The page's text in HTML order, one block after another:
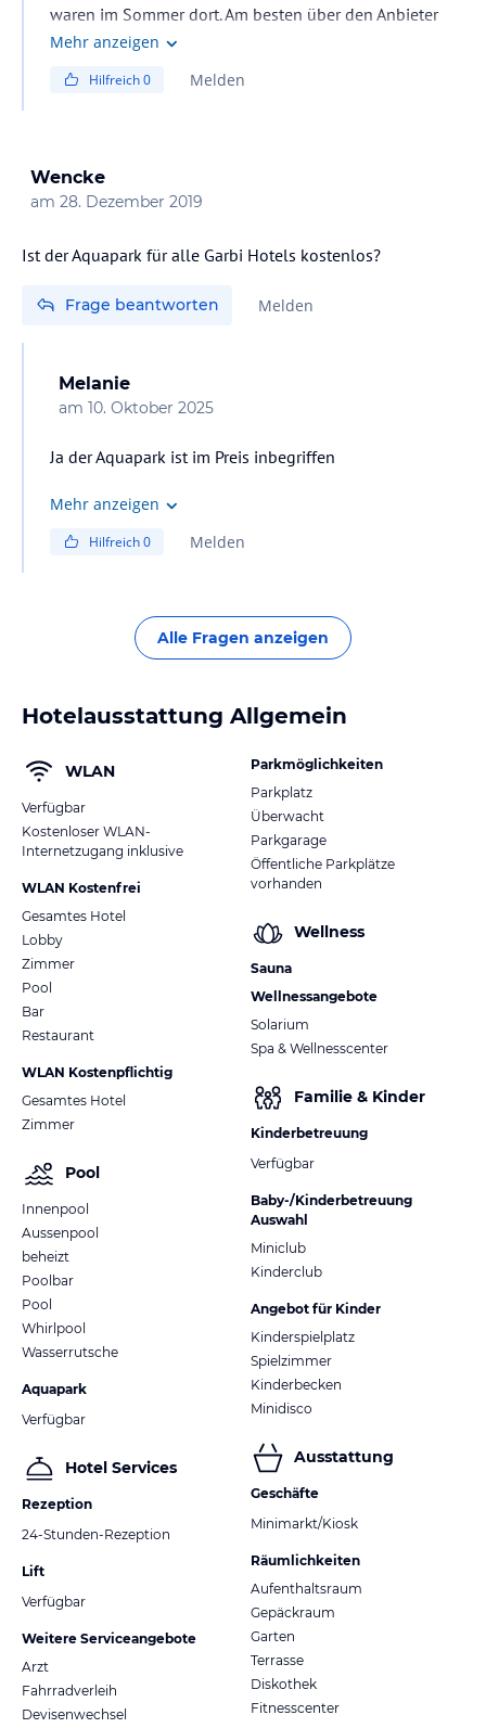
waren im Sommer dort. Am besten über den Anbieter
abklären.
MFG WERNER
Mehr anzeigen
Hilfreich0 Melden
Wencke
am 28. Dezember 2019
Ist der Aquapark für alle Garbi Hotels kostenlos?
Frage beantworten Melden
Melanie
am 10. Oktober 2025
Ja der Aquapark ist im Preis inbegriffen
Mehr anzeigen
Hilfreich0 Melden
Alle Fragen anzeigen
Hotelausstattung Allgemein
WLAN
Verfügbar
Kostenloser WLAN-
Internetzugang inklusive
WLAN Kostenfrei
Gesamtes Hotel
Lobby
Zimmer
Pool
Bar
Restaurant
WLAN Kostenpflichtig
Gesamtes Hotel
Zimmer
Pool
Innenpool
Aussenpool
beheizt
Poolbar
Pool
Whirlpool
Wasserrutsche
Aquapark
Verfügbar
Hotel Services
Rezeption
24-Stunden-Rezeption
Lift
Verfügbar
Weitere Serviceangebote
Arzt
Fahrradverleih
Devisenwechsel
Parkmöglichkeiten
Parkplatz
Überwacht
Parkgarage
Öffentliche Parkplätze
vorhanden
Wellness
Sauna
Wellnessangebote
Solarium
Spa & Wellnesscenter
Familie & Kinder
Kinderbetreuung
Verfügbar
Baby-/Kinderbetreuung
Auswahl
Miniclub
Kinderclub
Angebot für Kinder
Kinderspielplatz
Spielzimmer
Kinderbecken
Minidisco
Ausstattung
Geschäfte
Minimarkt/Kiosk
Räumlichkeiten
Aufenthaltsraum
Gepäckraum
Garten
Terrasse
Diskothek
Fitnesscenter